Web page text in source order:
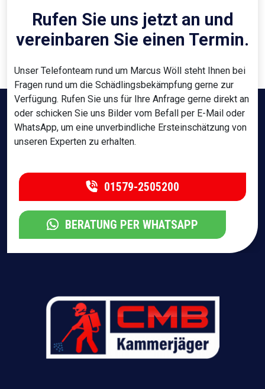
Rufen Sie uns jetzt an und
vereinbaren Sie einen Termin.
Unser Telefonteam rund um Marcus Wöll steht Ihnen bei
Fragen rund um die Schädlingsbekämpfung gerne zur
Verfügung. Rufen Sie uns für Ihre Anfrage gerne direkt an
oder schicken Sie uns Bilder vom Befall per E-Mail oder
WhatsApp, um eine unverbindliche Ersteinschätzung von
unseren Experten zu erhalten.
01579-2505200
BERATUNG PER WHATSAPP